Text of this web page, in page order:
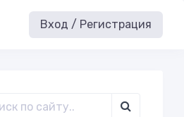
Вход / Регистрация